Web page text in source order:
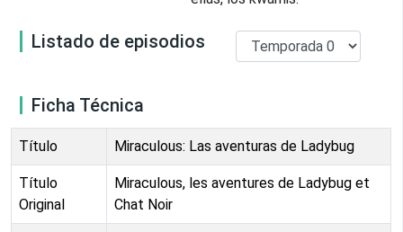
Listado de episodios
Ficha Técnica
Título Miraculous: Las aventuras de Ladybug
Título
Original
Miraculous, les aventures de Ladybug et
Chat Noir